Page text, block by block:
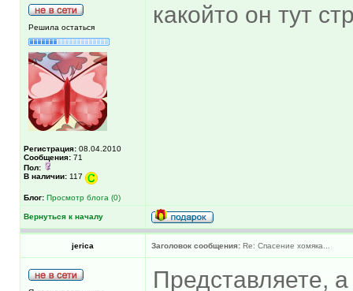
Решила остаться
Регистрация: 08.04.2010
Сообщения: 71
Пол:
В наличии: 117
Блог: Просмотр блога (0)
какойто он тут
Вернуться к началу
jerica Заголовок сообщения: Re: Спасение хомяка...
Представляете,